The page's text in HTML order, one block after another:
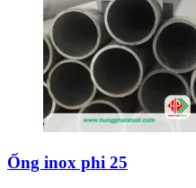
Ống inox phi 25